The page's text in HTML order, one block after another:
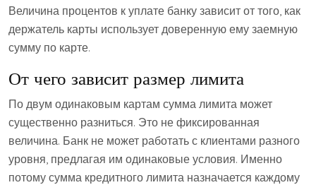
Величина процентов к уплате банку зависит от того, как
держатель карты использует доверенную ему заемную
сумму по карте.
От чего зависит размер лимита
По двум одинаковым картам сумма лимита может
существенно разниться. Это не фиксированная
величина. Банк не может работать с клиентами разного
уровня, предлагая им одинаковые условия. Именно
потому сумма кредитного лимита назначается каждому